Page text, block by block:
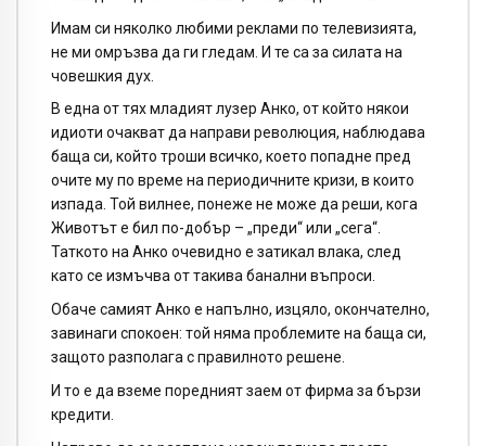
Имам си няколко любими реклами по телевизията,
не ми омръзва да ги гледам. И те са за силата на
човешкия дух.
В една от тях младият лузер Анко, от който някои
идиоти очакват да направи революция, наблюдава
баща си, който троши всичко, което попадне пред
очите му по време на периодичните кризи, в които
изпада. Той вилнее, понеже не може да реши, кога
Животът е бил по-добър – „преди“ или „сега“.
Таткото на Анко очевидно е затикал влака, след
като се измъчва от такива банални въпроси.
Обаче самият Анко е напълно, изцяло, окончателно,
завинаги спокоен: той няма проблемите на баща си,
защото разполага с правилното решене.
И то е да вземе поредният заем от фирма за бързи
кредити.